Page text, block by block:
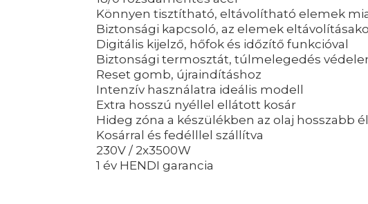
Könnyen tisztítható, eltávolítható elemek
Biztonsági kapcsoló, az elemek
Digitális kijelző, hőfok és időzítő funkcióval
Biztonsági termosztát, túlmelegedés
Reset gomb, újraindításhoz
Intenzív használatra ideális modell
Extra hosszú nyéllel ellátott kosár
Hideg zóna a készülékben az olaj hosszabb
Kosárral és fedélllel szállítva
230V / 2x3500W
1 év HENDI garancia